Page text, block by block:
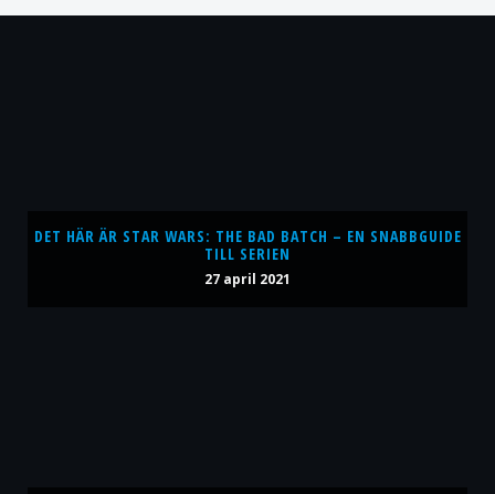
DET HÄR ÄR STAR WARS: THE BAD BATCH – EN SNABBGUIDE
TILL SERIEN
27 april 2021